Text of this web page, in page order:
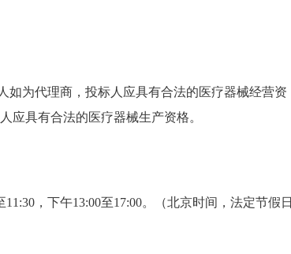
如为代理商，投标人应具有合法的医疗器械经营资
应具有合法的医疗器械生产资格。
，下午13:00至17:00。（北京时间，法定节假日